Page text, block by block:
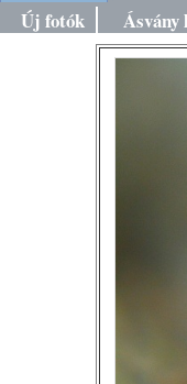
Új fotók
Ásvány